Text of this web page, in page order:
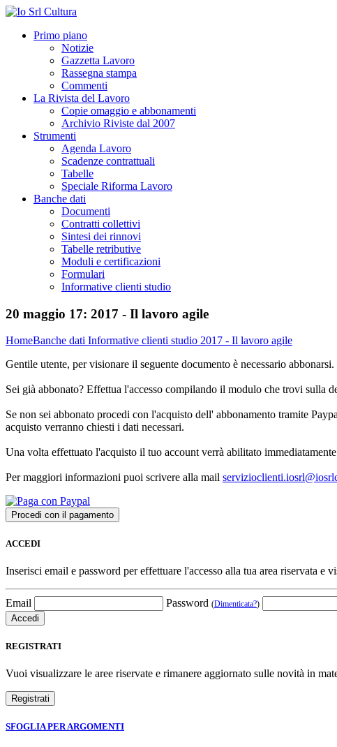
Primo piano
Notizie
Gazzetta Lavoro
Rassegna stampa
Commenti
La Rivista del Lavoro
Copie omaggio e abbonamenti
Archivio Riviste dal 2007
Strumenti
Agenda Lavoro
Scadenze contrattuali
Tabelle
Speciale Riforma Lavoro
Banche dati
Documenti
Contratti collettivi
Sintesi dei rinnovi
Tabelle retributive
Moduli e certificazioni
Formulari
Informative clienti studio
20 maggio 17: 2017 - Il lavoro agile
HomeBanche dati Informative clienti studio 2017 - Il lavoro agile
Gentile utente, per visionare il seguente documento è necessario abbonarsi.
Sei già abbonato? Effettua l'accesso compilando il modulo che trovi sulla
Se non sei abbonato procedi con l'acquisto dell' abbonamento tramite
acquisto verranno chiesti i dati necessari.
Una volta effettuato l'acquisto il tuo account verrà abilitato
Per maggiori informazioni puoi scrivere alla mail
ACCEDI
Inserisci email e password per effettuare l'accesso alla tua area riservata e
Email Password (Dimenticata?)
REGISTRATI
Vuoi visualizzare le aree riservate e rimanere aggiornato sulle novità in
SFOGLIA PER ARGOMENTI